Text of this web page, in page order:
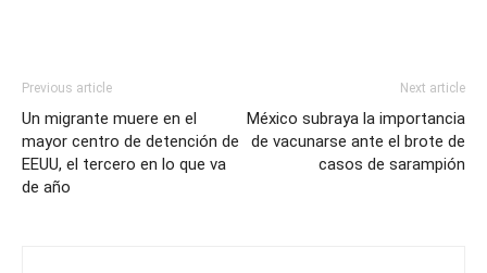
Previous article
Un migrante muere en el
mayor centro de detención de
EEUU, el tercero en lo que va
de año
Next article
México subraya la importancia
de vacunarse ante el brote de
casos de sarampión